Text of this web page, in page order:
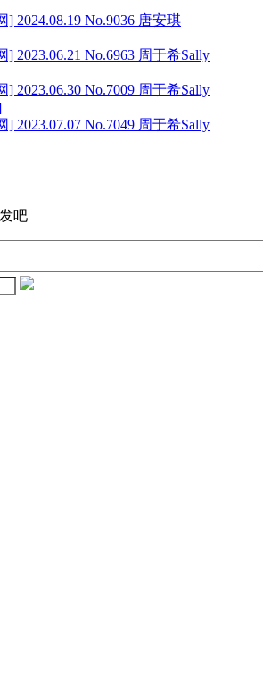
2024.08.19 No.9036 唐安琪
2023.06.21 No.6963 周于希Sally
2023.06.30 No.7009 周于希Sally
2023.07.07 No.7049 周于希Sally
吧